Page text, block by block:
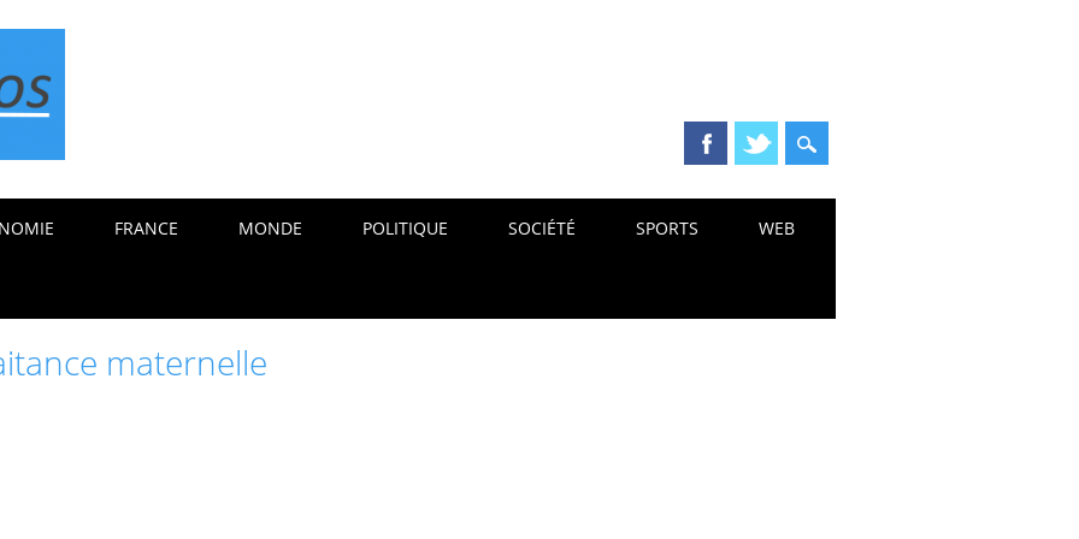
FRANCE MONDE POLITIQUE SOCIÉTÉ SPORTS WEB
maternelle